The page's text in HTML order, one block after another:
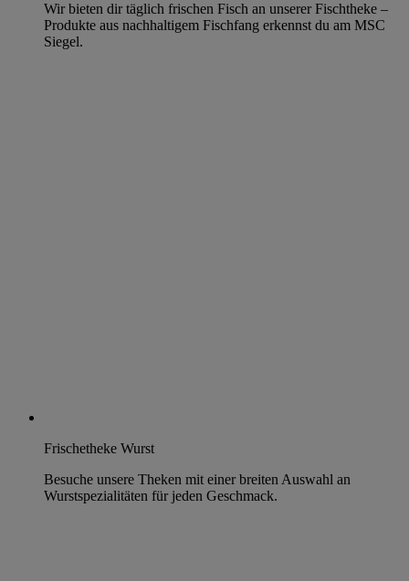
Wir bieten dir täglich frischen Fisch an unserer Fischtheke –
Produkte aus nachhaltigem Fischfang erkennst du am MSC
Siegel.
Frischetheke Wurst
Besuche unsere Theken mit einer breiten Auswahl an
Wurstspezialitäten für jeden Geschmack.